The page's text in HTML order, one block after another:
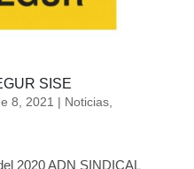
SISE
8, 2021 | Noticias,
2020 ADN SINDICAL